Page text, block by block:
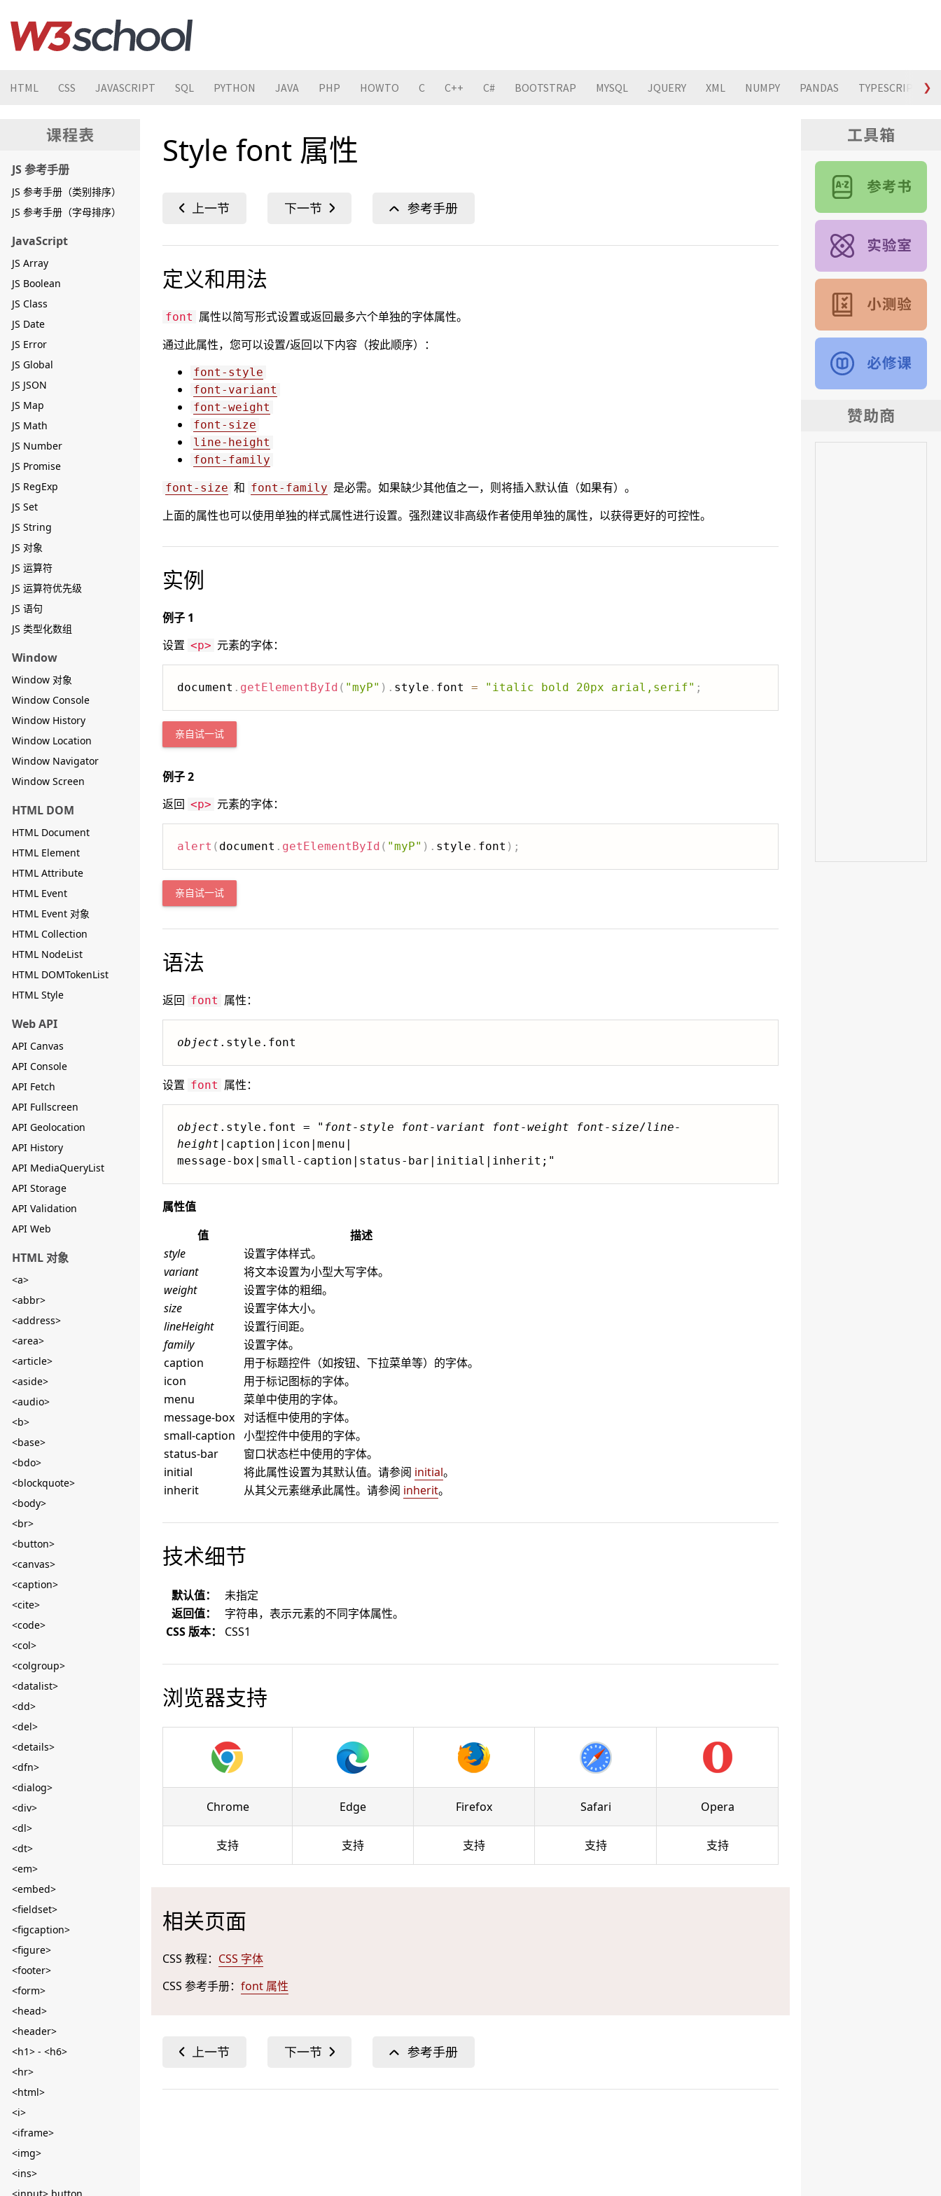
HTML CSS JAVASCRIPT SQL PYTHON JAVA PHP HOWTO C C++ C# BOOTSTRAP MYSQL JQUERY XML NUMPY PANDAS TYPESCRIPT ❯
JS 参考手册
JS 参考手册（类别排序）
JS 参考手册（字母排序）
JavaScript
JS Array
JS Boolean
JS Class
JS Date
JS Error
JS Global
JS JSON
JS Map
JS Math
JS Number
JS Promise
JS RegExp
JS Set
JS String
JS 对象
JS 运算符
JS 运算符优先级
JS 语句
JS 类型化数组
Window
Window 对象
Window Console
Window History
Window Location
Window Navigator
Window Screen
HTML DOM
HTML Document
HTML Element
HTML Attribute
HTML Event
HTML Event 对象
HTML Collection
HTML NodeList
HTML DOMTokenList
HTML Style
Web API
API Canvas
API Console
API Fetch
API Fullscreen
API Geolocation
API History
API MediaQueryList
API Storage
API Validation
API Web
HTML 对象
<a>
<abbr>
<address>
<area>
<article>
<aside>
<audio>
<b>
<base>
<bdo>
<blockquote>
<body>
<br>
<button>
<canvas>
<caption>
<cite>
<code>
<col>
<colgroup>
<datalist>
<dd>
<del>
<details>
<dfn>
<dialog>
<div>
<dl>
<dt>
<em>
<embed>
<fieldset>
<figcaption>
<figure>
<footer>
<form>
<head>
<header>
<h1> - <h6>
<hr>
<html>
<i>
<iframe>
<img>
<ins>
Style font 属性
定义和用法
font 属性以简写形式设置或返回最多六个单独的字体属性。
通过此属性，您可以设置/返回以下内容（按此顺序）：
font-style
font-variant
font-weight
font-size
line-height
font-family
font-size 和 font-family 是必需。如果缺少其他值之一，则将插入默认值（如果有）。
上面的属性也可以使用单独的样式属性进行设置。强烈建议非高级作者使用单独的属性，以获得更好的可控性。
实例
例子 1
设置 <p> 元素的字体：
document . getElementById ( "myP" ) . style . font = "italic bold 20px arial,serif" ;
亲自试一试
例子 2
返回 <p> 元素的字体：
alert ( document . getElementById ( "myP" ) . style . font ) ;
亲自试一试
语法
返回 font 属性：
object .style.font
设置 font 属性：
object .style.font = " font-style font-variant font-weight font-size/line-
height |caption|icon|menu|
属性值
值
描述
style
设置字体样式。
variant
将文本设置为小型大写字体。
weight
设置字体的粗细。
size
设置字体大小。
lineHeight
设置行间距。
family
设置字体。
caption
用于标题控件（如按钮、下拉菜单等）的字体。
icon
用于标记图标的字体。
menu
菜单中使用的字体。
message-box
对话框中使用的字体。
small-caption 小型控件中使用的字体。
status-bar
窗口状态栏中使用的字体。
initial
将此属性设置为其默认值。请参阅 initial。
inherit
从其父元素继承此属性。请参阅 inherit。
技术细节
默认值：
未指定
返回值：
字符串，表示元素的不同字体属性。
CSS 版本：
CSS1
浏览器支持
Chrome Edge Firefox Safari Opera
支持 支持 支持 支持 支持
相关页面
CSS 教程： CSS 字体
CSS 参考手册： font 属性